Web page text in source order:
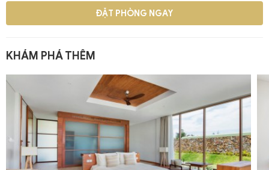
ĐẶT PHÒNG NGAY
KHÁM PHÁ THÊM